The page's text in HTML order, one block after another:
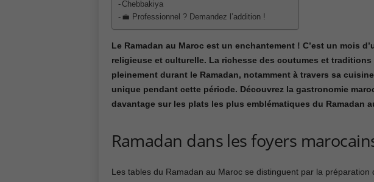
Chebbakiya
💼 Professionnel ? Demandez l’addition !
Le Ramadan au Maroc est un enchantement ! C’est un mois
religieuse et culturelle. La richesse des coutumes et traditions
pleinement durant le Ramadan, notamment à travers sa
unique pendant cette période. Découvrez la gastronomie
davantage sur les plats les plus emblématiques du Ramadan
Ramadan dans les foyers
Les tables du Ramadan au Maroc se distinguent par la préparation